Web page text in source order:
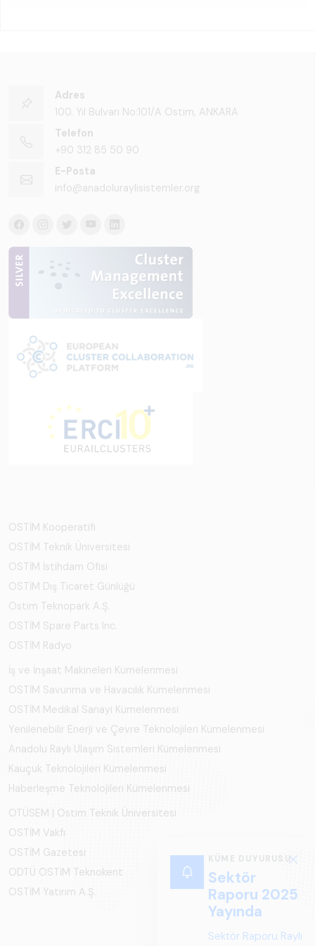
KÜME DUYURUSU
Sektör
Raporu 2025
Yayında
Sektör Raporu Raylı
Adres
100. Yıl Bulvarı No:101/A Ostim, ANKARA
Telefon
+90 312 85 50 90
E-Posta
info@anadoluraylisistemler.org
OSTİM Kooperatifi
OSTİM Teknik Üniversitesi
OSTİM İstihdam Ofisi
OSTİM Dış Ticaret Günlüğü
Ostim Teknopark A.Ş.
OSTİM Spare Parts Inc.
OSTİM Radyo
İş ve İnşaat Makineleri Kümelenmesi
OSTİM Savunma ve Havacılık Kümelenmesi
OSTİM Medikal Sanayi Kümelenmesi
Yenilenebilir Enerji ve Çevre Teknolojileri Kümelenmesi
Anadolu Raylı Ulaşım Sistemleri Kümelenmesi
Kauçuk Teknolojileri Kümelenmesi
Haberleşme Teknolojileri Kümelenmesi
OTÜSEM | Ostim Teknik Üniversitesi
OSTİM Vakfı
OSTİM Gazetesi
ODTÜ OSTİM Teknokent
OSTİM Yatırım A.Ş.